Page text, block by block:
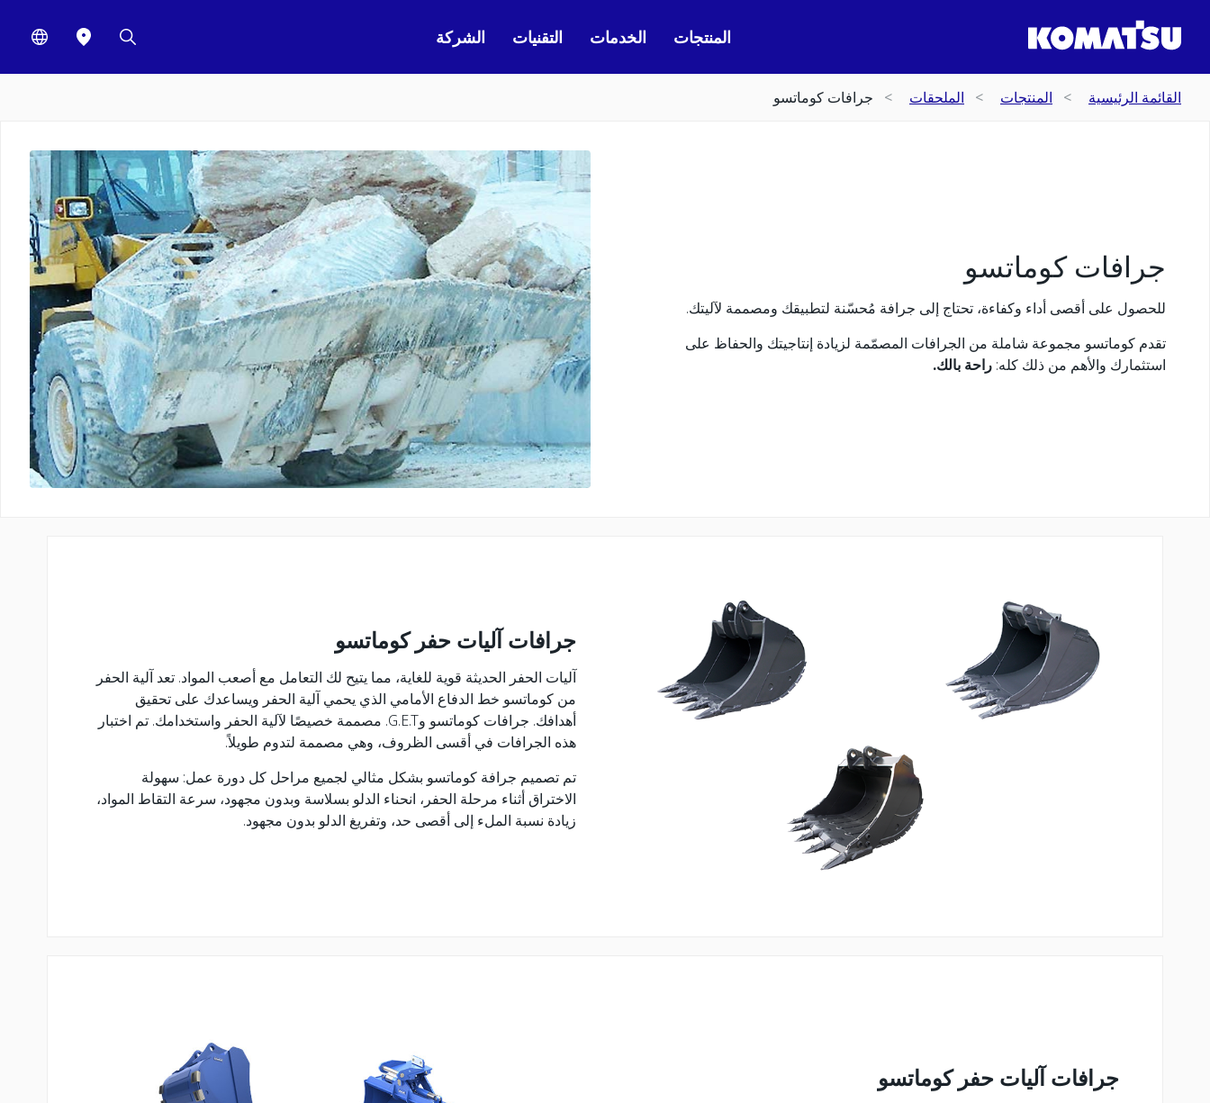
المنتجات الخدمات التقنيات الشركة
القائمة الرئيسية المنتجات الملحقات جرافات كوماتسو
جرافات كوماتسو
للحصول على أقصى أداء وكفاءة، تحتاج إلى جرافة مُحسّنة لتطبيقك ومصممة لآليتك.
تقدم كوماتسو مجموعة شاملة من الجرافات المصمّمة لزيادة إنتاجيتك والحفاظ على
استثمارك والأهم من ذلك كله:
جرافات آليات حفر كوماتسو
آليات الحفر الحديثة قوية للغاية، مما يتيح لك التعامل مع أصعب المواد. تعد آلية الحفر
من كوماتسو خط الدفاع الأمامي الذي يحمي آلية الحفر ويساعدك على تحقيق
أهدافك. جرافات كوماتسو وG.E.T. مصممة خصيصًا لآلية الحفر واستخدامك. تم اختبار
هذه الجرافات في أقسى الظروف، وهي مصممة لتدوم طويلاً.
تم تصميم جرافة كوماتسو بشكل مثالي لجميع مراحل كل دورة عمل: سهولة
الاختراق أثناء مرحلة الحفر، انحناء الدلو بسلاسة وبدون مجهود، سرعة التقاط المواد،
زيادة نسبة الملء إلى أقصى حد، وتفريغ الدلو بدون مجهود.
جرافات آليات حفر كوماتسو